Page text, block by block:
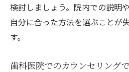
検討しましょう。院内での説明
自分に合った方法を選ぶことが
す。
歯科医院でのカウンセリング